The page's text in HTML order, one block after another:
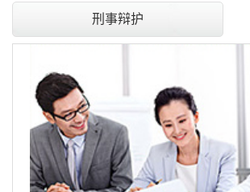
刑事辩护